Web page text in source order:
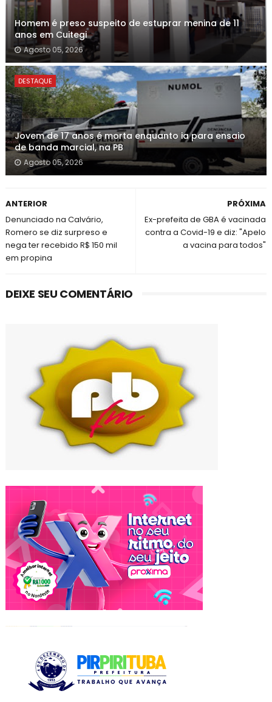
Homem é preso suspeito de estuprar menina de 11
anos em Cuitegi
Agosto 05, 2026
DESTAQUE
Jovem de 17 anos é morta enquanto ia para ensaio
de banda marcial, na PB
Agosto 05, 2026
PRÓXIMA
Ex-prefeita de GBA é vacinada
contra a Covid-19 e diz: "Apelo
a vacina para todos"
ANTERIOR
Denunciado na Calvário,
Romero se diz surpreso e
nega ter recebido R$ 150 mil
em propina
DEIXE SEU COMENTÁRIO